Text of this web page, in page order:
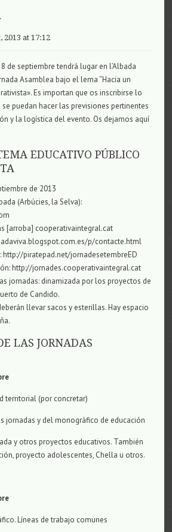
2013 at 17:12
de septiembre tendrá lugar en l’Albada
Asamblea bajo el lema “Hacia un
Es importan que os inscribirse lo
puedan hacer las previsiones pertinentes
y la logística del evento. Os dejamos aquí
EDUCATIVO PÚBLICO
de 2013
(Arbúcies, la Selva):
[arroba] cooperativaintegral.cat
p/contacte.html
http://piratepad.net/jornadesetembreED
http://jornades.cooperativaintegral.cat
jornadas: dinamizada por los proyectos de
de Candido.
llevar sacos y esterillas. Hay espacio
LAS JORNADAS
territorial (por concretar)
jornadas y del monográfico de educación
y otros proyectos educativos. También
proyecto adolescentes, Chella u otros.
Líneas de trabajo comunes